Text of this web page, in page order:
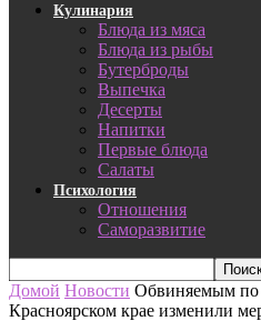
Кулинария
Блюда из мяса
Блюда из рыбы
Бутерброды
Выпечка
Десерты
Напитки
Первые блюда
Салаты
Психология
Отношения
Саморазвитие
Домой Новости Обвиняемым по
Красноярском крае изменили